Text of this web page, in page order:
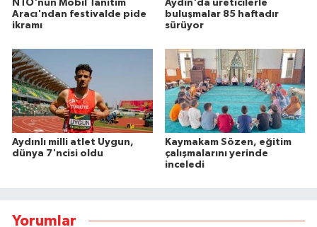
NTO'nun Mobil Tanıtım
Aracı'ndan festivalde pide
ikramı
Aydın'da üreticilerle
buluşmalar 85 haftadır
sürüyor
Aydınlı milli atlet Uygun,
dünya 7'ncisi oldu
Kaymakam Sözen, eğitim
çalışmalarını yerinde
inceledi
Yorumlar